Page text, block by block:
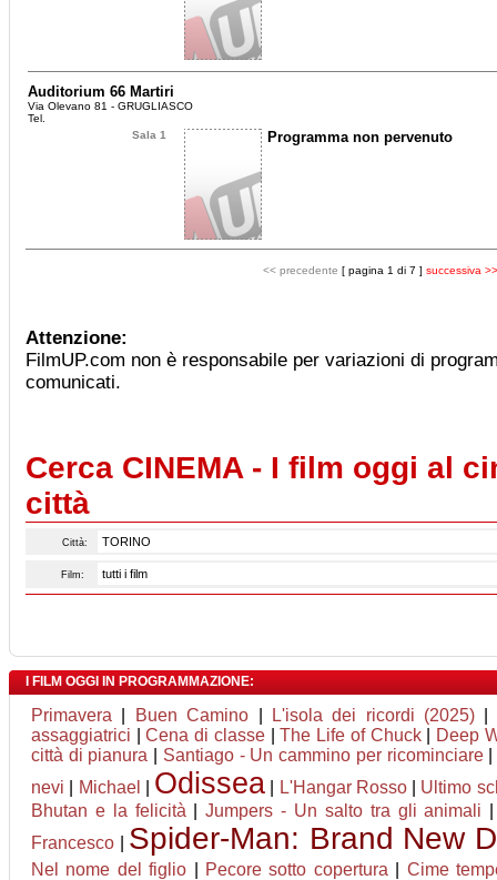
Auditorium 66 Martiri
Via Olevano 81 - GRUGLIASCO
Tel.
Sala 1
Programma non pervenuto
<< precedente [ pagina 1 di 7 ] successiva >>
Attenzione:
FilmUP.com non è responsabile per variazioni di
comunicati.
Cerca CINEMA - I film oggi al
città
Città:
Film:
I FILM OGGI IN PROGRAMMAZIONE:
Primavera Buen Camino L'isola dei ricordi (2025)
assaggiatrici |Cena di classe|The Life of Chuck|
Deep
città di pianura
Santiago - Un cammino per ricominciare|
nevi
Michael Odissea L'Hangar Rosso| Ultimo
Bhutan e la felicità |Jumpers - Un salto tra gli animali
Francesco
Spider-Man: Brand New
Nel nome del figlio Pecore sotto copertura Cime